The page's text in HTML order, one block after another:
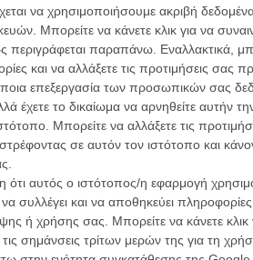
να χρησιμοποιήσουμε ακριβή
Μπορείτε να κάνετε κλικ για να
περιγράφεται παραπάνω. Εναλλακτικά,
και να αλλάξετε τις προτιμήσεις σας
επεξεργασία των προσωπικών σας
έχετε το δικαίωμα να αρνηθείτε αυτήν
Μπορείτε να αλλάξετε τις
σε αυτόν τον ιστότοπο και
αυτός ο ιστότοπος/η εφαρμογή
συλλέγει και να αποθηκεύει
ή χρήσης σας. Μπορείτε να κάνετε
σημάνσεις τρίτων μερών της για τη
ο Φίλιππος Κουτσαφτής
«Poverty Inc», όταν η
Οζουρντουί ον παρλ